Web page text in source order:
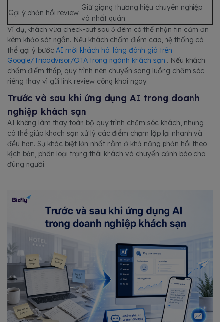
Gợi ý phản hồi review
Giữ giọng thương hiệu chuyên nghiệp
và nhất quán
Ví dụ, khách vừa check-out sau 3 đêm có thể nhận tin cảm ơn
kèm khảo sát ngắn. Nếu khách chấm điểm cao, hệ thống có
thể gợi ý bước AI mời khách hài lòng đánh giá trên
Google/Tripadvisor/OTA trong ngành khách sạn . Nếu khách
chấm điểm thấp, quy trình nên chuyển sang luồng chăm sóc
riêng thay vì gửi link review công khai ngay.
Trước và sau khi ứng dụng AI trong doanh
nghiệp khách sạn
AI không làm thay toàn bộ quy trình chăm sóc khách, nhưng
có thể giúp khách sạn xử lý các điểm chạm lặp lại nhanh và
đều hơn. Sự khác biệt lớn nhất nằm ở khả năng phản hồi theo
kịch bản, phân loại trạng thái khách và chuyển cảnh báo cho
đúng người.